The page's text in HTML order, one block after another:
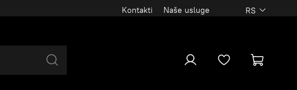
Kontakti Naše usluge RS